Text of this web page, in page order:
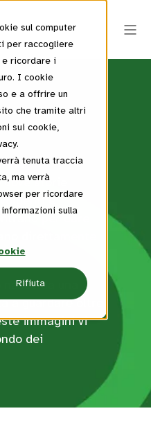
sul computer
per raccogliere
ricordare i
I cookie
e a offrire un
che tramite altri
sui cookie,
tenuta traccia
ma verrà
per ricordare
sulla
Rifiuta
storie
e
per dare
direttamente
da una
a guardare oltre
immagini vi
dei